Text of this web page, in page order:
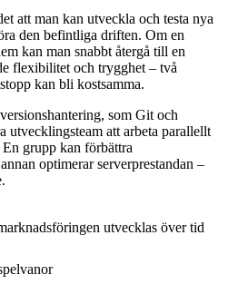
att man kan utveckla och testa nya
den befintliga driften. Om en
kan man snabbt återgå till en
flexibilitet och trygghet – två
kan bli kostsamma.
som Git och
att arbeta parallellt
grupp kan förbättra
optimerar serverprestandan –
utvecklas över tid